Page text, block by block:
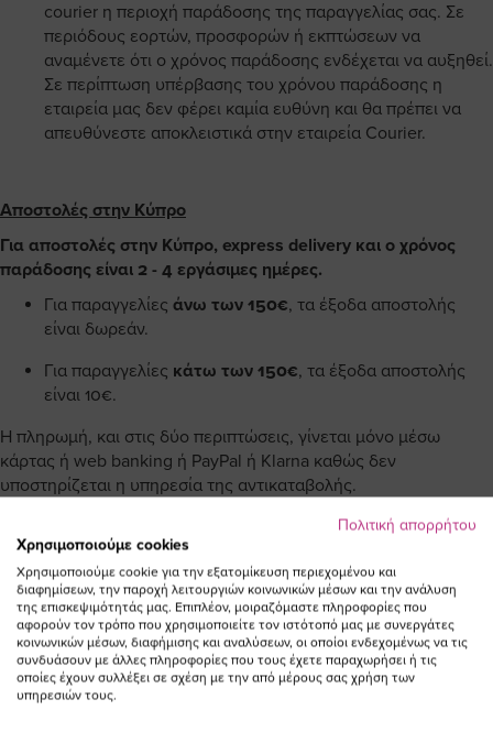
courier η περιοχή παράδοσης της παραγγελίας σας. Σε
περιόδους εορτών, προσφορών ή εκπτώσεων να
αναμένετε ότι ο χρόνος παράδοσης ενδέχεται να αυξηθεί.
Σε περίπτωση υπέρβασης του χρόνου παράδοσης η
εταιρεία μας δεν φέρει καμία ευθύνη και θα πρέπει να
απευθύνεστε αποκλειστικά στην εταιρεία Courier.
Αποστολές στην Κύπρο
Για αποστολές στην Κύπρο, express delivery και ο χρόνος
παράδοσης είναι 2 - 4 εργάσιμες ημέρες.
Για παραγγελίες άνω των 150€, τα έξοδα αποστολής
είναι δωρεάν.
Για παραγγελίες κάτω των 150€, τα έξοδα αποστολής
είναι 10€.
Η πληρωμή, και στις δύο περιπτώσεις, γίνεται μόνο μέσω
κάρτας ή web banking ή PayPal ή Klarna καθώς δεν
υποστηρίζεται η υπηρεσία της αντικαταβολής.
ΕΓΓΡΑΦΕΙΤΕ ΣΤΟ NEWSLETTER
Email
ΕΓΓΡΑΦΗ
Πολιτική απορρήτου
Χρησιμοποιούμε cookies
Χρησιμοποιούμε cookie για την εξατομίκευση περιεχομένου και
διαφημίσεων, την παροχή λειτουργιών κοινωνικών μέσων και την ανάλυση
της επισκεψιμότητάς μας. Επιπλέον, μοιραζόμαστε πληροφορίες που
αφορούν τον τρόπο που χρησιμοποιείτε τον ιστότοπό μας με συνεργάτες
κοινωνικών μέσων, διαφήμισης και αναλύσεων, οι οποίοι ενδεχομένως να τις
συνδυάσουν με άλλες πληροφορίες που τους έχετε παραχωρήσει ή τις
οποίες έχουν συλλέξει σε σχέση με την από μέρους σας χρήση των
υπηρεσιών τους.